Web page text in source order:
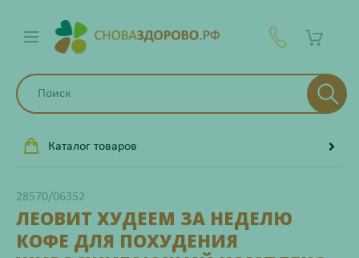
Каталог товаров
28570/06352
ЛЕОВИТ ХУДЕЕМ ЗА НЕДЕЛЮ
КОФЕ ДЛЯ ПОХУДЕНИЯ